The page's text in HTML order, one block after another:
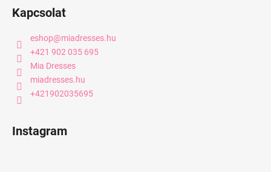
Kapcsolat
eshop@miadresses.hu
+421 902 035 695
Mia Dresses
miadresses.hu
+421902035695
Instagram